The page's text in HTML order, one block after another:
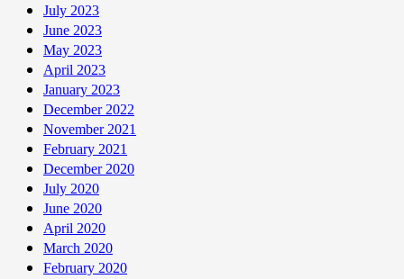
July 2023
June 2023
May 2023
April 2023
January 2023
December 2022
November 2021
February 2021
December 2020
July 2020
June 2020
April 2020
March 2020
February 2020